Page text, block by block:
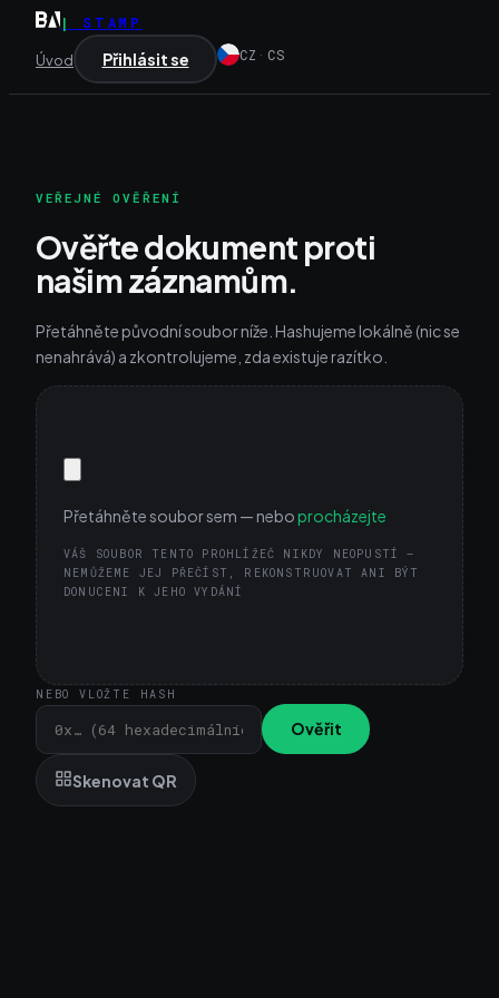
| STAMP
Úvod Přihlásit se CZ · CS
VEŘEJNÉ OVĚŘENÍ
Ověřte dokument proti
našim záznamům.
Přetáhněte původní soubor níže. Hashujeme lokálně (nic se
nenahrává) a zkontrolujeme, zda existuje razítko.
Přetáhněte soubor sem — neboprocházejte
VÁŠ SOUBOR TENTO PROHLÍŽEČ NIKDY NEOPUSTÍ —
NEMŮŽEME JEJ PŘEČÍST, REKONSTRUOVAT ANI BÝT
DONUCENI K JEHO VYDÁNÍ
NEBO VLOŽTE HASH
Ověřit
Skenovat QR